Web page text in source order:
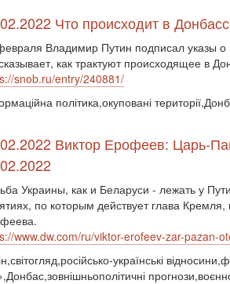
Что происходит в
Владимир Путин подписал указы
как трактуют происходящее в
snob.ru/entry/240881/
політика,окуповані
Виктор Ерофеев: Царь-
Украины, как и Беларуси - лежать у
по которым действует глава
www.dw.com/ru/viktor-erofeev-zar-pazan-
українські